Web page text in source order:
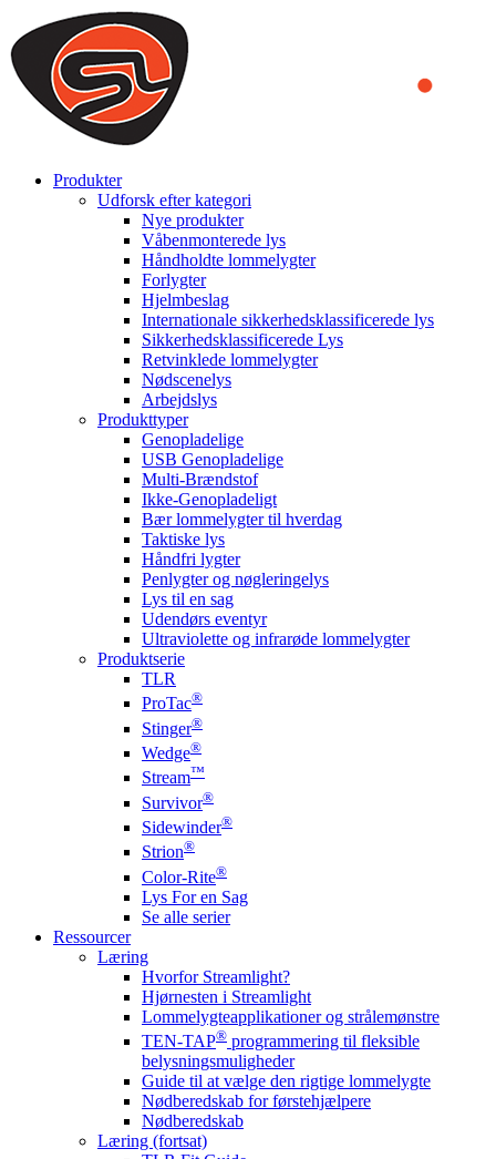
We use cookies to ensure that we provide you the best experience
on our website. By continuing to browse this website, you accept
that cookies are used to help us analyze how the website is used and
to offer you a better experience. To learn more or to find out how
you can disable cookies, you can access our
Produkter
Udforsk efter kategori
Nye produkter
Våbenmonterede lys
Håndholdte lommelygter
Forlygter
Hjelmbeslag
Internationale sikkerhedsklassificerede lys
Sikkerhedsklassificerede Lys
Retvinklede lommelygter
Nødscenelys
Arbejdslys
Produkttyper
Genopladelige
USB Genopladelige
Multi-Brændstof
Ikke-Genopladeligt
Bær lommelygter til hverdag
Taktiske lys
Håndfri lygter
Penlygter og nøgleringelys
Lys til en sag
Udendørs eventyr
Ultraviolette og infrarøde lommelygter
Produktserie
TLR
ProTac®
Stinger®
Wedge®
Stream™
Survivor®
Sidewinder®
Strion®
Color-Rite®
Lys For en Sag
Se alle serier
Ressourcer
Læring
Hvorfor Streamlight?
Hjørnesten i Streamlight
Lommelygteapplikationer og strålemønstre
TEN-TAP® programmering til fleksible
belysningsmuligheder
Guide til at vælge den rigtige lommelygte
Nødberedskab for førstehjælpere
Nødberedskab
Læring (fortsat)